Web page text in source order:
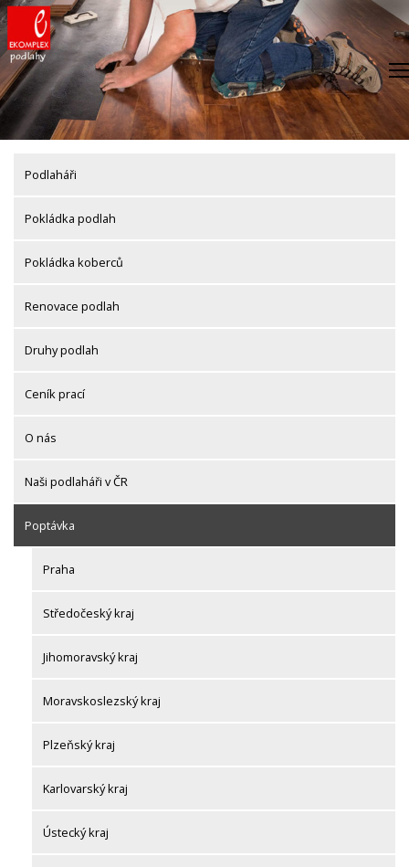
Skip
to
content
Podlaháři
Pokládka podlah
Pokládka koberců
Renovace podlah
Druhy podlah
Ceník prací
O nás
Naši podlaháři v ČR
Poptávka
Praha
Středočeský kraj
Jihomoravský kraj
Moravskoslezský kraj
Plzeňský kraj
Karlovarský kraj
Ústecký kraj